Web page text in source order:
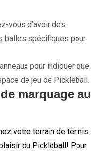
vous d’avoir des
balles spécifiques pour
pour indiquer que
de jeu de Pickleball.
marquage au
votre terrain de tennis
du Pickleball! Pour